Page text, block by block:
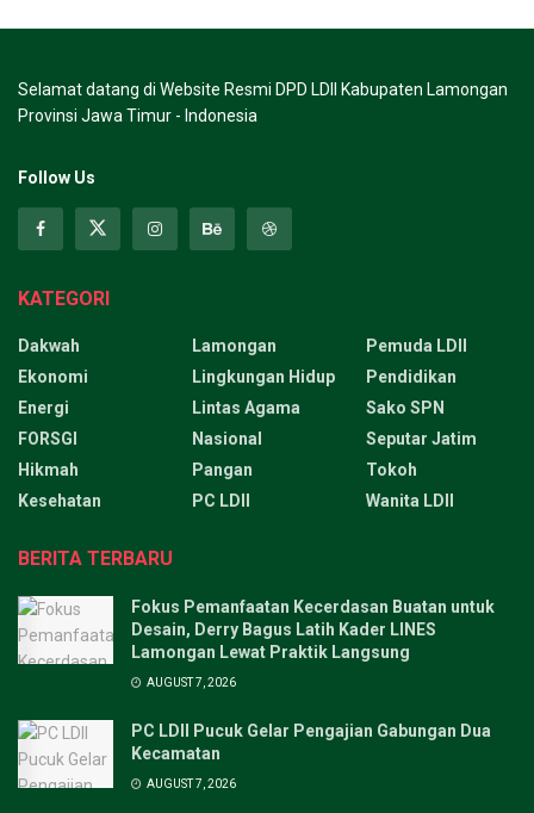
Selamat datang di Website Resmi DPD LDII Kabupaten Lamongan
Provinsi Jawa Timur - Indonesia
Follow Us
KATEGORI
Dakwah
Ekonomi
Energi
FORSGI
Hikmah
Kesehatan
Lamongan
Lingkungan Hidup
Lintas Agama
Nasional
Pangan
PC LDII
Pemuda LDII
Pendidikan
Sako SPN
Seputar Jatim
Tokoh
Wanita LDII
BERITA TERBARU
Fokus Pemanfaatan Kecerdasan Buatan untuk
Desain, Derry Bagus Latih Kader LINES
Lamongan Lewat Praktik Langsung
AUGUST 7, 2026
PC LDII Pucuk Gelar Pengajian Gabungan Dua
Kecamatan
AUGUST 7, 2026